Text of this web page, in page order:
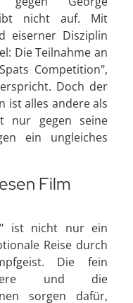
nicht auf. Mit
eiserner Disziplin
Die Teilnahme an
Competition",
Doch der
ist alles andere als
nur gegen seine
ein ungleiches
Film
ist nicht nur ein
Reise durch
Die fein
und die
sorgen dafür,